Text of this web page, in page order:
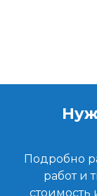
Подробно
работ и